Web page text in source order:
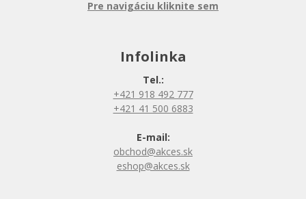
Pre navigáciu kliknite sem
Infolinka
Tel.:
+421 918 492 777
+421 41 500 6883
E-mail:
obchod@akces.sk
eshop@akces.sk